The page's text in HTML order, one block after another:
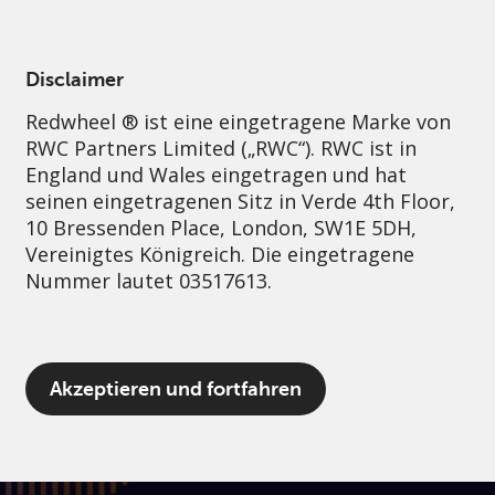
Disclaimer
Redwheel ® ist eine eingetragene Marke von
RWC Partners Limited („RWC“). RWC ist in
England und Wales eingetragen und hat
seinen eingetragenen Sitz in Verde 4th Floor,
10 Bressenden Place, London, SW1E 5DH,
Vereinigtes Königreich. Die eingetragene
Nummer lautet 03517613.
Der Begriff „Redwheel“ kann ein oder
mehrere Unternehmen der Marke Redwheel
Akzeptieren und fortfahren
Nachhaltigkeit Governance Kontakt